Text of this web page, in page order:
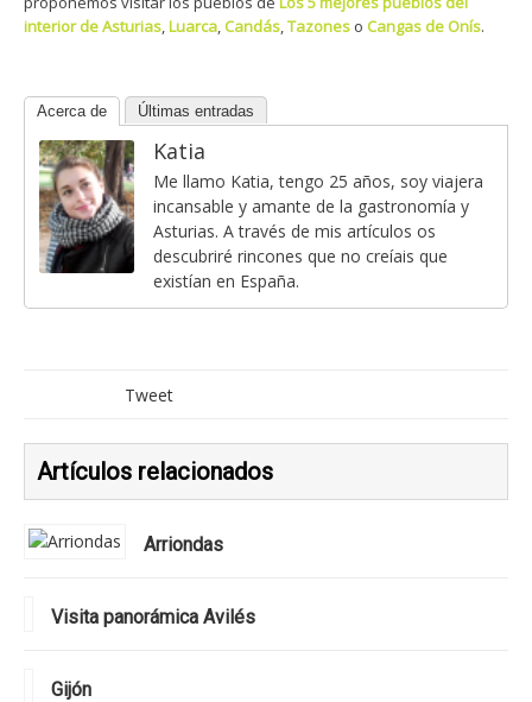
interior de Asturias,Luarca,Candás,Tazones o Cangas de Onís.
Acerca de Últimas entradas
Katia
Me llamo Katia, tengo 25 años, soy viajera
incansable y amante de la gastronomía y
Asturias. A través de mis artículos os
descubriré rincones que no creíais que
existían en España.
Tweet
Artículos relacionados
Arriondas
Visita panorámica Avilés
Gijón